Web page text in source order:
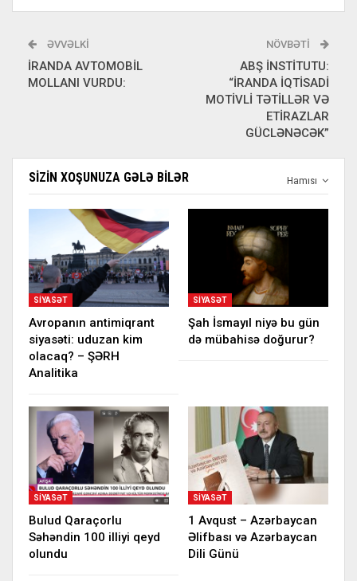
ƏVVƏLKI
İRANDA AVTOMOBİL
MOLLANI VURDU:
NÖVBƏTI
ABŞ İNSTİTUTU:
“İRANDA İQTİSADİ
MOTİVLİ TƏTİLLƏR VƏ
ETİRAZLAR
GÜCLƏNƏCƏK”
Hamısı
SIZIN XOŞUNUZA GƏLƏ BILƏR
SIYASƏT
Avropanın antimiqrant
siyasəti: uduzan kim
olacaq? – ŞƏRH
Analitika
SIYASƏT
Şah İsmayıl niyə bu gün
də mübahisə doğurur?
SIYASƏT
Bulud Qaraçorlu
Səhəndin 100 illiyi qeyd
olundu
SIYASƏT
1 Avqust – Azərbaycan
Əlifbası və Azərbaycan
Dili Günü